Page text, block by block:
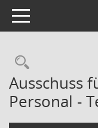
Toggle navigation
Ausschuss
Personal -